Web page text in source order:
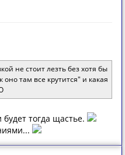
не стоит лезть без хотя бы
там все крутится" и какая
тогда щастье.